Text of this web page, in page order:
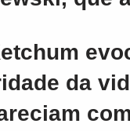
da